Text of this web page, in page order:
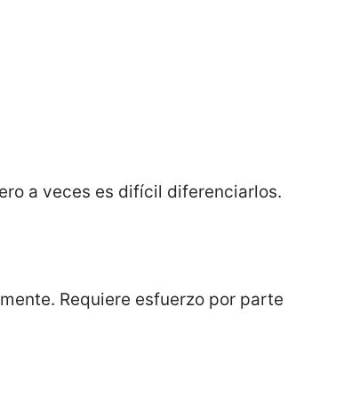
a veces es difícil diferenciarlos.
Requiere esfuerzo por parte